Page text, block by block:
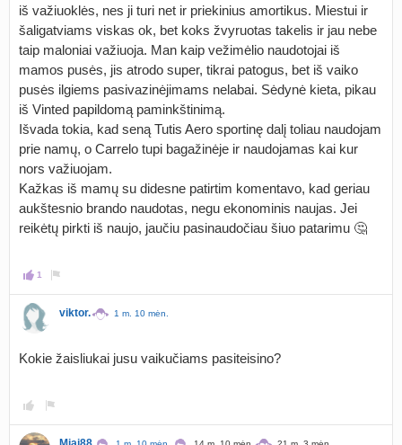
iš važiuoklės, nes ji turi net ir priekinius amortikus. Miestui ir
šaligatviams viskas ok, bet koks žvyruotas takelis ir jau nebe
taip maloniai važiuoja. Man kaip vežimėlio naudotojai iš
mamos pusės, jis atrodo super, tikrai patogus, bet iš vaiko
pusės ilgiems pasivazinėjimams nelabai. Sėdynė kieta, pikau
iš Vinted papildomą paminkštinimą.
Išvada tokia, kad seną Tutis Aero sportinę dalį toliau naudojam
prie namų, o Carrelo tupi bagažinėje ir naudojamas kai kur
nors važiuojam.
Kažkas iš mamų su didesne patirtim komentavo, kad geriau
aukštesnio brando naudotas, negu ekonominis naujas. Jei
reikėtų pirkti iš naujo, jaučiu pasinaudočiau šiuo patarimu 🤔
1
viktor. 1 m. 10 mėn.
Kokie žaisliukai jusu vaikučiams pasiteisino?